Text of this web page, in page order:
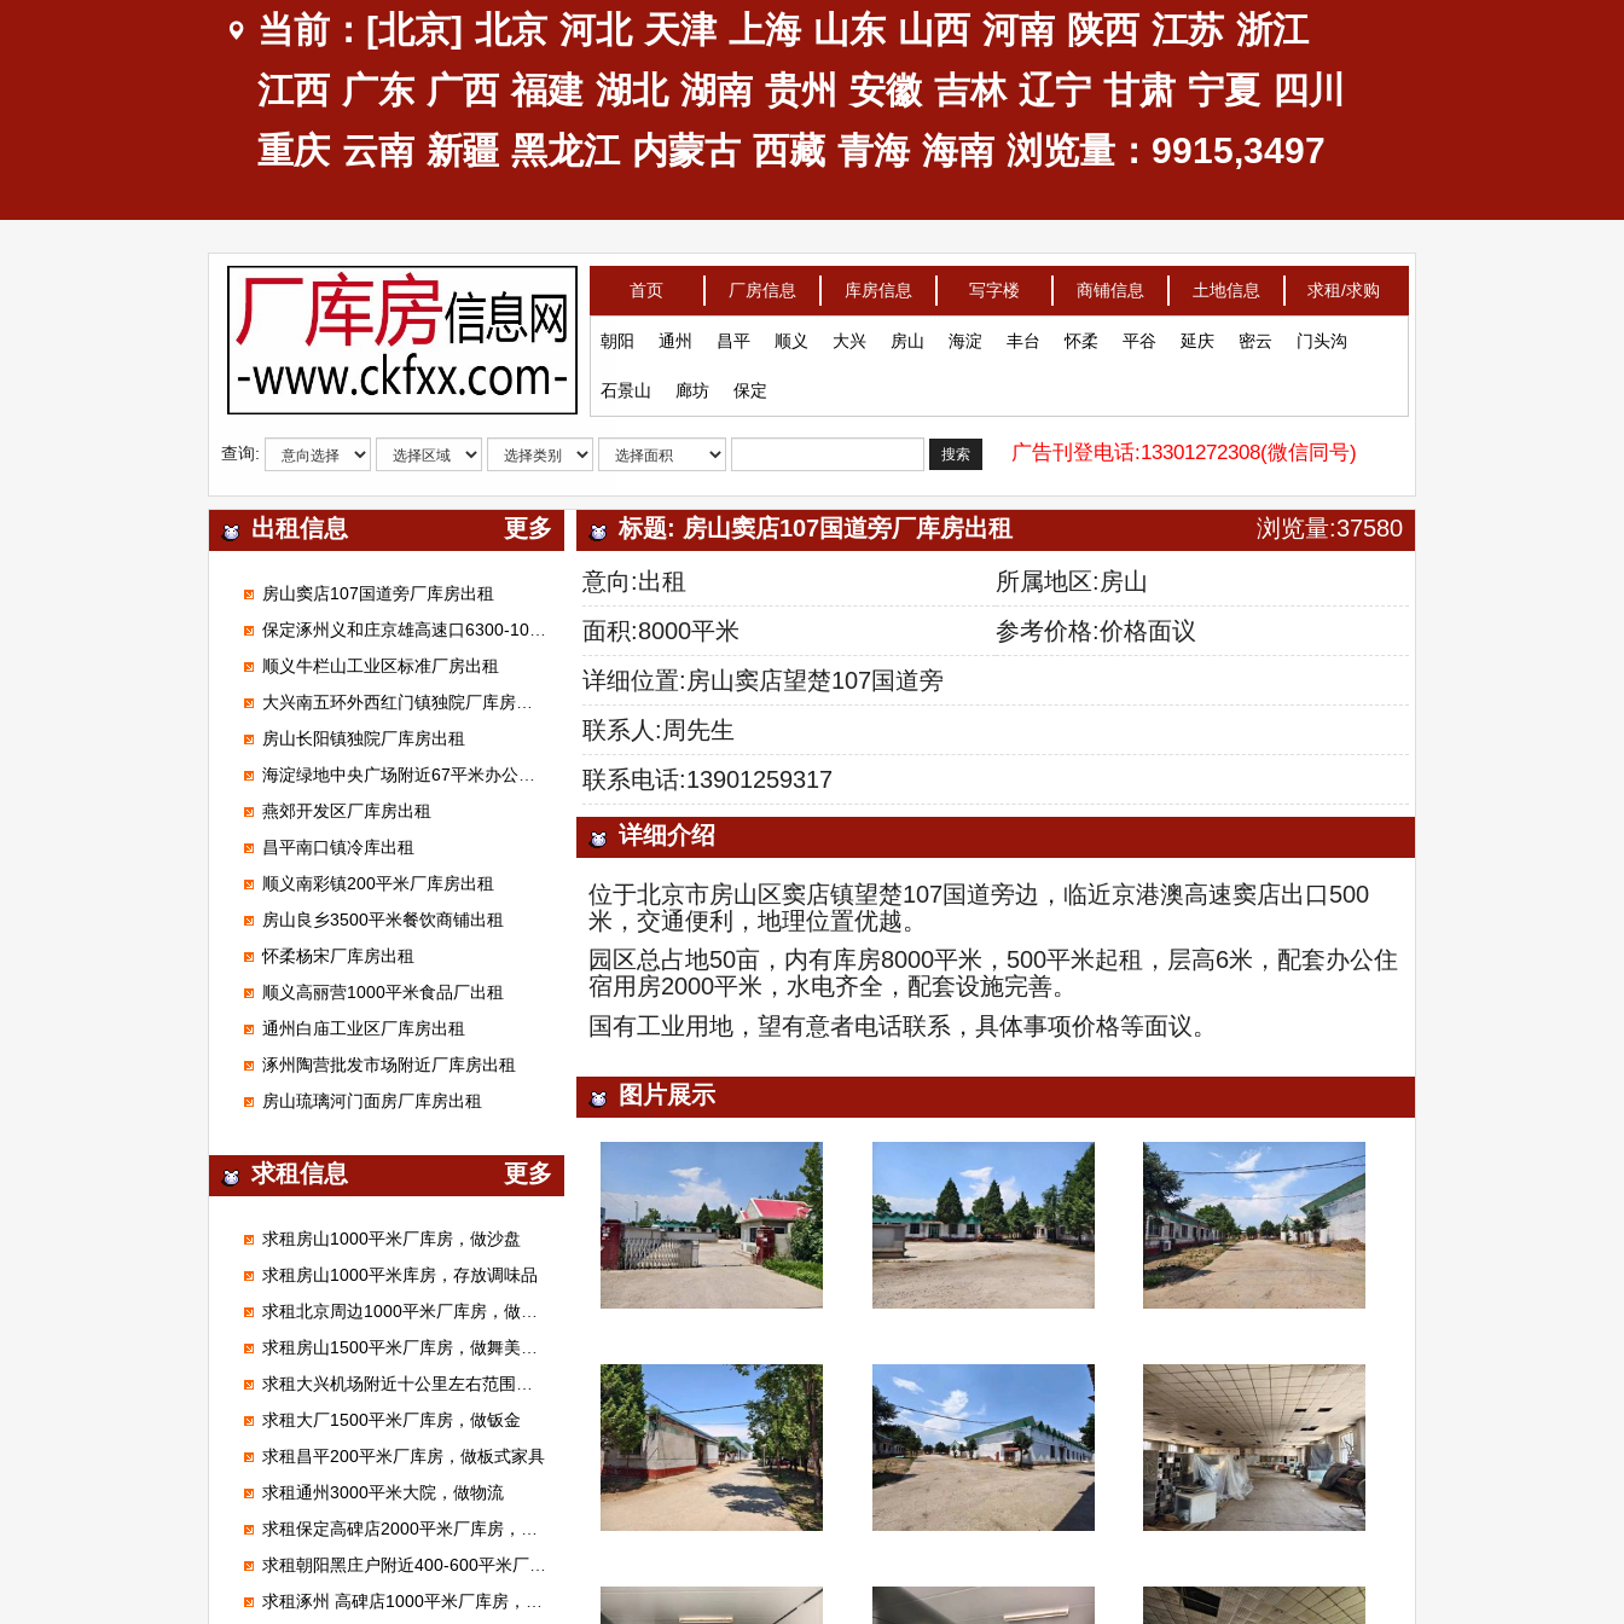
当前：[北京] 北京 河北 天津 上海 山东 山西 河南 陕西 江苏 浙江
江西 广东 广西 福建 湖北 湖南 贵州 安徽 吉林 辽宁 甘肃 宁夏 四川
重庆 云南 新疆 黑龙江 内蒙古 西藏 青海 海南 浏览量：9915,3497
首页 厂房信息 库房信息 写字楼 商铺信息 土地信息 求租/求购
朝阳 通州 昌平 顺义 大兴 房山 海淀 丰台 怀柔 平谷 延庆 密云 门头沟
石景山 廊坊 保定
查询: 搜索 广告刊登电话:13301272308(微信同号)
出租信息 更多
房山窦店107国道旁厂库房出租
保定涿州义和庄京雄高速口6300-100000平米标准高台库出租
顺义牛栏山工业区标准厂房出租
大兴南五环外西红门镇独院厂库房出租
房山长阳镇独院厂库房出租
海淀绿地中央广场附近67平米办公室出租
燕郊开发区厂库房出租
昌平南口镇冷库出租
顺义南彩镇200平米厂库房出租
房山良乡3500平米餐饮商铺出租
怀柔杨宋厂库房出租
顺义高丽营1000平米食品厂出租
通州白庙工业区厂库房出租
涿州陶营批发市场附近厂库房出租
房山琉璃河门面房厂库房出租
求租信息 更多
求租房山1000平米厂库房，做沙盘
求租房山1000平米库房，存放调味品
求租北京周边1000平米厂库房，做腻子粉
求租房山1500平米厂库房，做舞美展览
求租大兴机场附近十公里左右范围库房厂房1000平米左右能进大车的
求租大厂1500平米厂库房，做钣金
求租昌平200平米厂库房，做板式家具
求租通州3000平米大院，做物流
求租保定高碑店2000平米厂库房，加工无纺布
求租朝阳黑庄户附近400-600平米厂库房，做市区配送
求租涿州 高碑店1000平米厂库房，做装修材料
标题: 房山窦店107国道旁厂库房出租
浏览量:37580
意向:出租
所属地区:房山
面积:8000平米
参考价格:价格面议
详细位置:房山窦店望楚107国道旁
联系人:周先生
联系电话:13901259317
详细介绍
位于北京市房山区窦店镇望楚107国道旁边，临近京港澳高速窦店出口500
米，交通便利，地理位置优越。
园区总占地50亩，内有库房8000平米，500平米起租，层高6米，配套办公住
宿用房2000平米，水电齐全，配套设施完善。
国有工业用地，望有意者电话联系，具体事项价格等面议。
图片展示